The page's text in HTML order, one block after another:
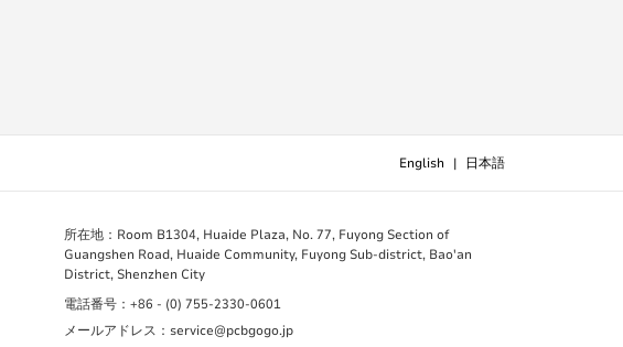
English | 日本語
所在地：Room B1304, Huaide Plaza, No. 77, Fuyong Section of
Guangshen Road, Huaide Community, Fuyong Sub-district, Bao'an
District, Shenzhen City
電話番号：+86 - (0) 755-2330-0601
メールアドレス：service@pcbgogo.jp